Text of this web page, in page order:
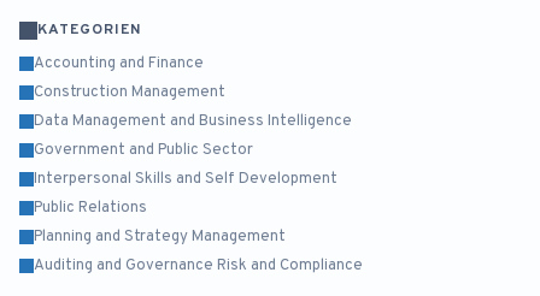
KATEGORIEN
Accounting and Finance
Construction Management
Data Management and Business Intelligence
Government and Public Sector
Interpersonal Skills and Self Development
Public Relations
Planning and Strategy Management
Auditing and Governance Risk and Compliance